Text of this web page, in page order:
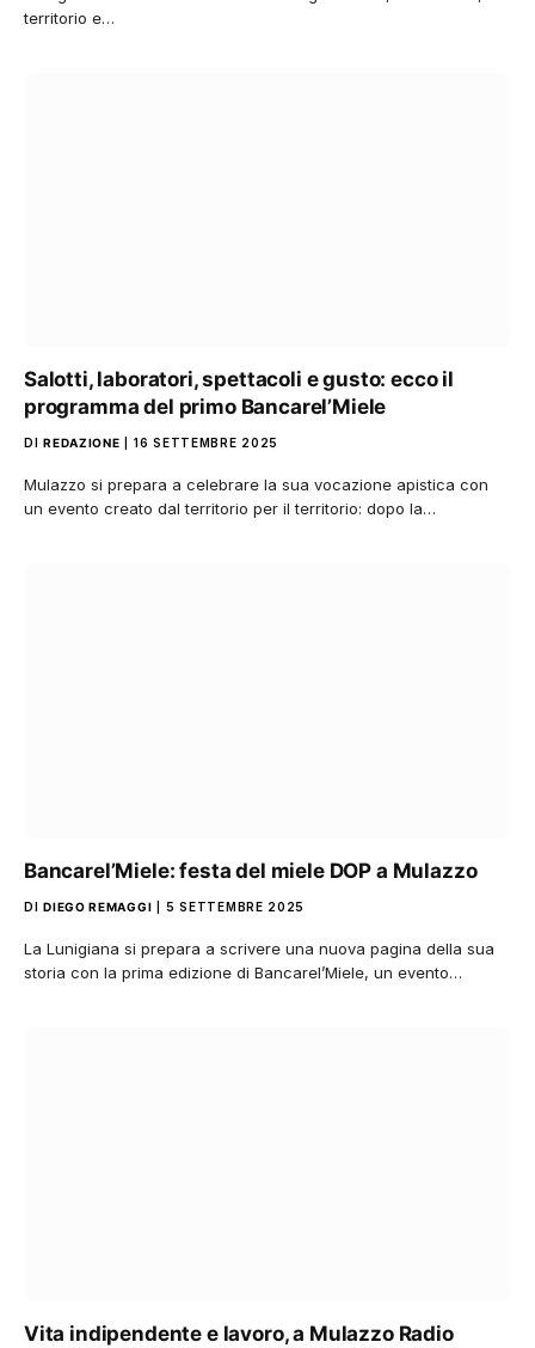
territorio e…
Salotti, laboratori, spettacoli e gusto: ecco il
programma del primo Bancarel’Miele
DI REDAZIONE 16 SETTEMBRE 2025
Mulazzo si prepara a celebrare la sua vocazione apistica con
un evento creato dal territorio per il territorio: dopo la…
Bancarel’Miele: festa del miele DOP a Mulazzo
DI DIEGO REMAGGI 5 SETTEMBRE 2025
La Lunigiana si prepara a scrivere una nuova pagina della sua
storia con la prima edizione di Bancarel’Miele, un evento…
Vita indipendente e lavoro, a Mulazzo Radio